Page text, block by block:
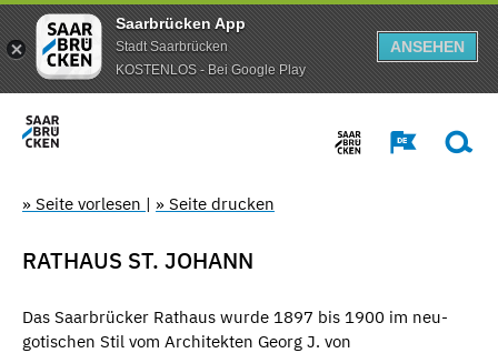
Saarbrücken App
Stadt Saarbrücken
KOSTENLOS - Bei Google Play
ANSEHEN
» Seite vorlesen | » Seite drucken
RATHAUS ST. JOHANN
Das Saarbrücker Rathaus wurde 1897 bis 1900 im neu-
gotischen Stil vom Architekten Georg J. von